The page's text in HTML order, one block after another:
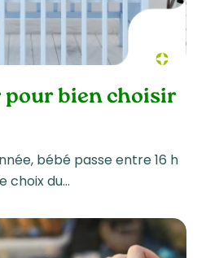
pour bien choisir
bébé passe entre 16 h
choix du…